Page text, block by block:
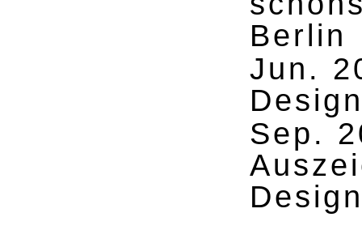
Berlin
Jun.
Sep.